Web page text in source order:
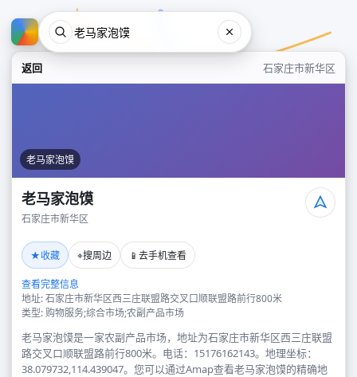
返回 石家庄市新华区
老马家泡馍
老马家泡馍
石家庄市新华区
★收藏 ⌖搜周边 📱 去手机查看
查看完整信息
地址: 石家庄市新华区西三庄联盟路交叉口顺联盟路前行800米
类型: 购物服务;综合市场;农副产品市场
老马家泡馍是一家农副产品市场，地址为石家庄市新华区西三庄联盟
路交叉口顺联盟路前行800米。电话：15176162143。地理坐标：
38.079732,114.439047。您可以通过Amap查看老马家泡馍的精确地